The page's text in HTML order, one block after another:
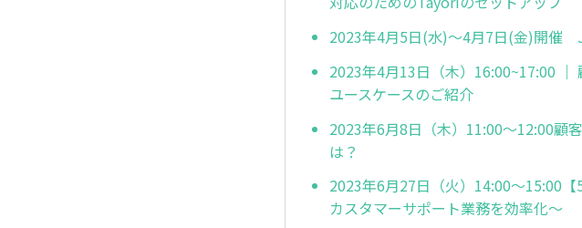
2023年4月5日(水)〜4月7日(金)開催
2023年4月13日（木）16:00~17:00
ユースケースのご紹介
2023年6月8日（木）11:00～12:00顧
は？
2023年6月27日（火）14:00～15:00
カスタマーサポート業務を効率化～